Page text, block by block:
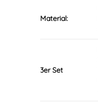
Material:
3er Set